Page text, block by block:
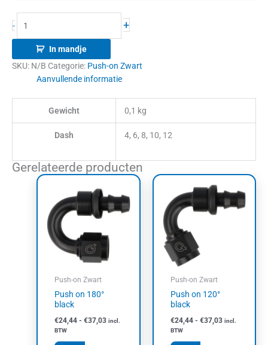
- +
In mandje
SKU: N/B Categorie: Push-on Zwart
Aanvullende informatie
Gewicht 0,1 kg
Dash 4, 6, 8, 10, 12
Gerelateerde producten
Push-on Zwart
Push on 180°
black
€24,44 - €37,03
Prijsklasse:
tot
€37,03
incl.
BTW
product
heeft
meerdere
variaties.
Deze
optie
worden
de
Push-on Zwart
Push on 120°
black
€24,44 - €37,03
Prijsklasse:
€24,44
tot
€37,03
incl.
BTW
product
heeft
worden
de